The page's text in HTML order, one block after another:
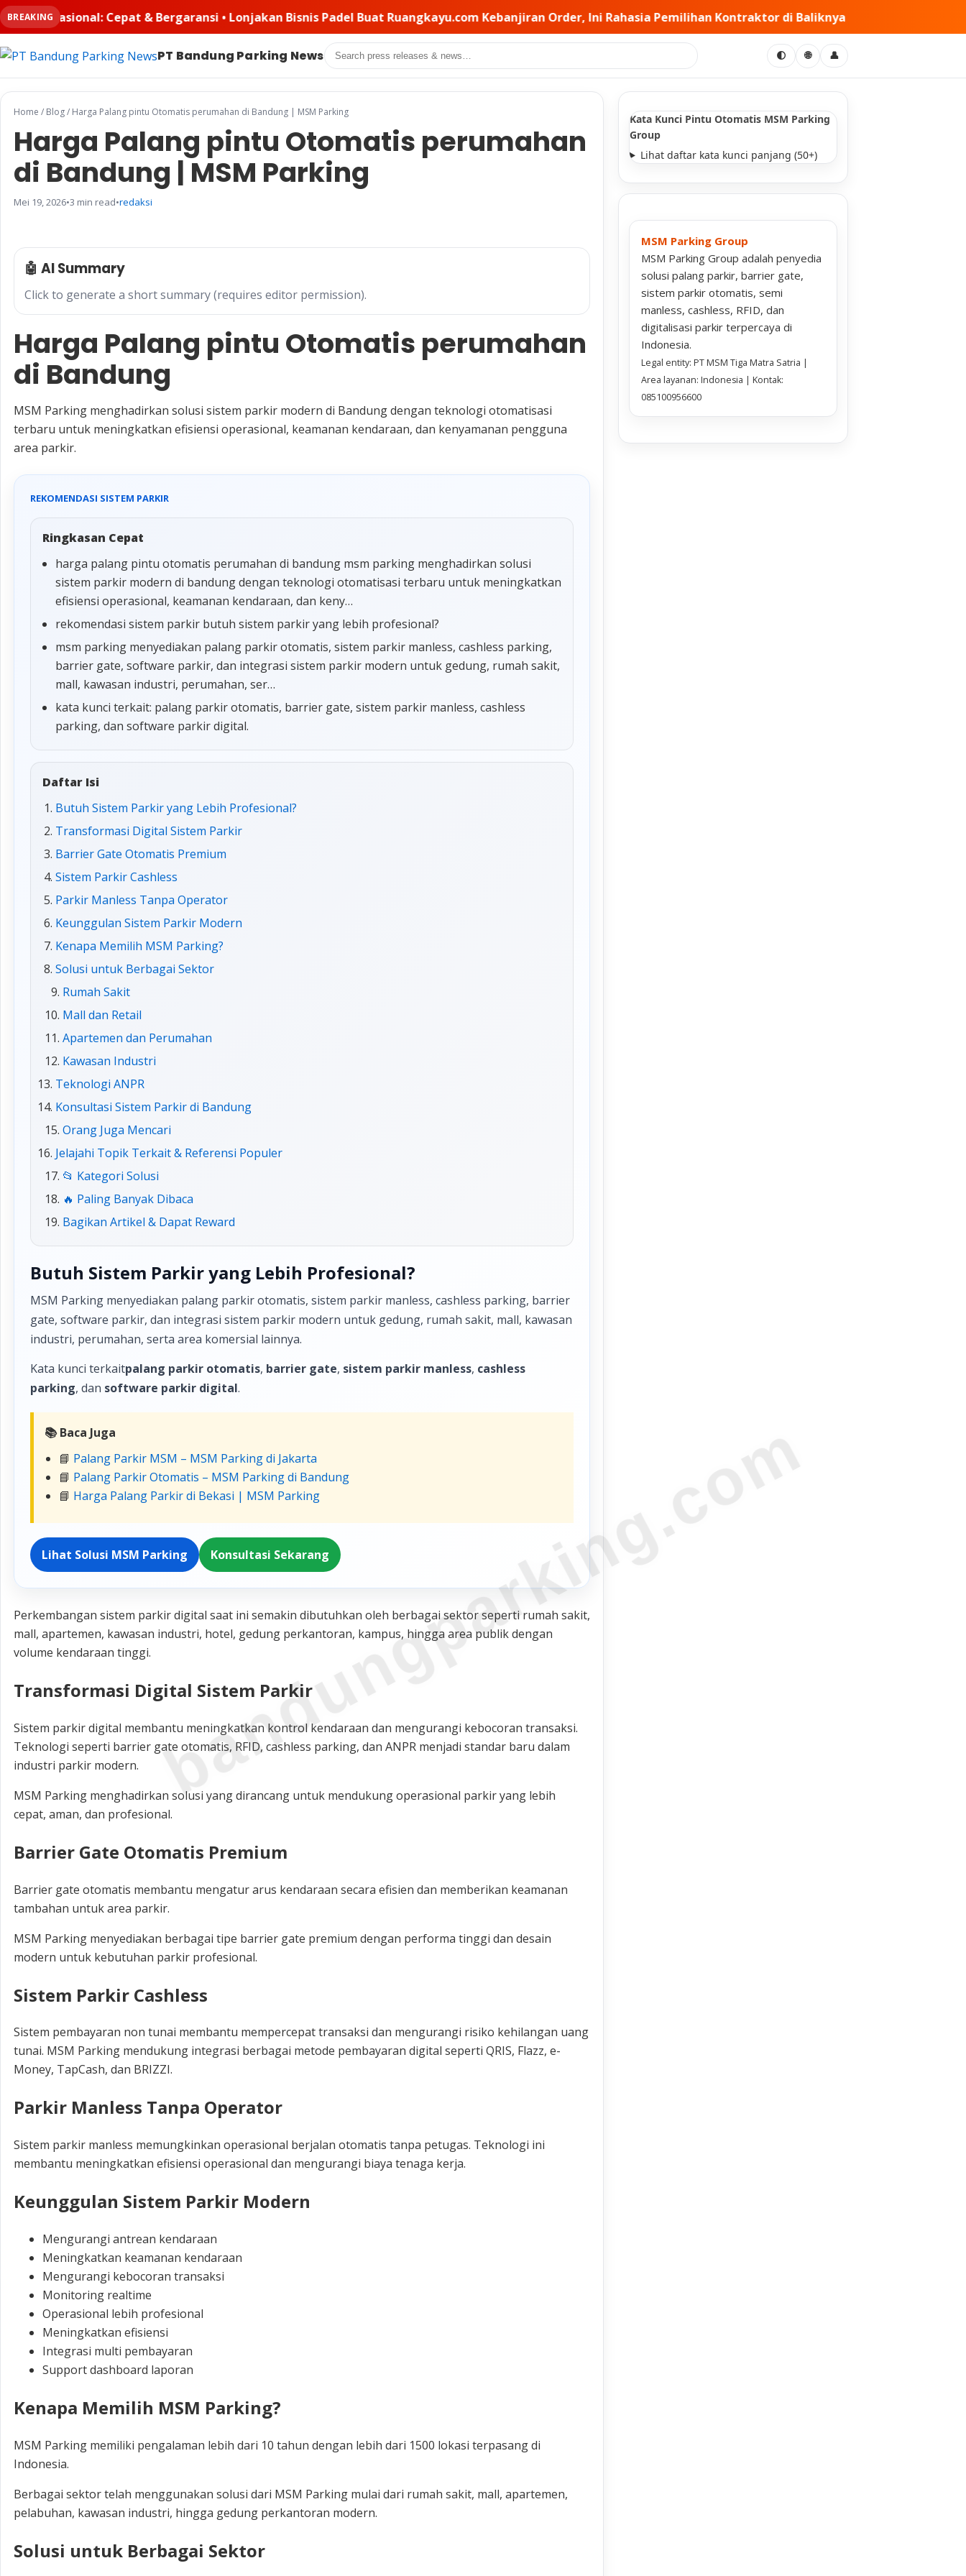
BREAKING• Lonjakan Bisnis Padel Buat Ruangkayu.com Kebanjiran Order, Ini Rahasia Pemilihan Kontraktor di Baliknya • PT MSM Tiga Matra Satria: Dinamika
PT Bandung Parking NewsSearch 🌓 🌐 👤
Home / Blog/ Harga Palang pintu Otomatis perumahan di Bandung | MSM Parking
Harga Palang pintu Otomatis perumahan
di Bandung | MSM Parking
Mei 19, 2026•3 min read•redaksi
🤖 AI Summary
Click to generate a short summary (requires editor permission).
Harga Palang pintu Otomatis perumahan
di Bandung
MSM Parking menghadirkan solusi sistem parkir modern di Bandung dengan teknologi otomatisasi
terbaru untuk meningkatkan efisiensi operasional, keamanan kendaraan, dan kenyamanan pengguna
area parkir.
REKOMENDASI SISTEM PARKIR
Ringkasan Cepat
harga palang pintu otomatis perumahan di bandung msm parking menghadirkan solusi
sistem parkir modern di bandung dengan teknologi otomatisasi terbaru untuk meningkatkan
efisiensi operasional, keamanan kendaraan, dan keny…
rekomendasi sistem parkir butuh sistem parkir yang lebih profesional?
msm parking menyediakan palang parkir otomatis, sistem parkir manless, cashless parking,
barrier gate, software parkir, dan integrasi sistem parkir modern untuk gedung, rumah sakit,
mall, kawasan industri, perumahan, ser…
kata kunci terkait: palang parkir otomatis, barrier gate, sistem parkir manless, cashless
parking, dan software parkir digital.
Daftar Isi
Butuh Sistem Parkir yang Lebih Profesional?
Transformasi Digital Sistem Parkir
Barrier Gate Otomatis Premium
Sistem Parkir Cashless
Parkir Manless Tanpa Operator
Keunggulan Sistem Parkir Modern
Kenapa Memilih MSM Parking?
Solusi untuk Berbagai Sektor
Rumah Sakit
Mall dan Retail
Apartemen dan Perumahan
Kawasan Industri
Teknologi ANPR
Konsultasi Sistem Parkir di Bandung
Orang Juga Mencari
Jelajahi Topik Terkait & Referensi Populer
📂 Kategori Solusi
🔥 Paling Banyak Dibaca
Bagikan Artikel & Dapat Reward
Butuh Sistem Parkir yang Lebih Profesional?
MSM Parking menyediakan palang parkir otomatis, sistem parkir manless, cashless parking, barrier
gate, software parkir, dan integrasi sistem parkir modern untuk gedung, rumah sakit, mall, kawasan
industri, perumahan, serta area komersial lainnya.
Kata kunci terkaitpalang parkir otomatis, barrier gate, sistem parkir manless, cashless
parking, dan software parkir digital.
📚 Baca Juga
📘 Palang Parkir MSM – MSM Parking di Jakarta
📘 Palang Parkir Otomatis – MSM Parking di Bandung
📘 Harga Palang Parkir di Bekasi | MSM Parking
Lihat Solusi MSM Parking Konsultasi Sekarang
Perkembangan sistem parkir digital saat ini semakin dibutuhkan oleh berbagai sektor seperti rumah sakit,
mall, apartemen, kawasan industri, hotel, gedung perkantoran, kampus, hingga area publik dengan
volume kendaraan tinggi.
Transformasi Digital Sistem Parkir
Sistem parkir digital membantu meningkatkan kontrol kendaraan dan mengurangi kebocoran transaksi.
Teknologi seperti barrier gate otomatis, RFID, cashless parking, dan ANPR menjadi standar baru dalam
industri parkir modern.
MSM Parking menghadirkan solusi yang dirancang untuk mendukung operasional parkir yang lebih
cepat, aman, dan profesional.
Barrier Gate Otomatis Premium
Barrier gate otomatis membantu mengatur arus kendaraan secara efisien dan memberikan keamanan
tambahan untuk area parkir.
MSM Parking menyediakan berbagai tipe barrier gate premium dengan performa tinggi dan desain
modern untuk kebutuhan parkir profesional.
Sistem Parkir Cashless
Sistem pembayaran non tunai membantu mempercepat transaksi dan mengurangi risiko kehilangan uang
tunai. MSM Parking mendukung integrasi berbagai metode pembayaran digital seperti QRIS, Flazz, e-
Money, TapCash, dan BRIZZI.
Parkir Manless Tanpa Operator
Sistem parkir manless memungkinkan operasional berjalan otomatis tanpa petugas. Teknologi ini
membantu meningkatkan efisiensi operasional dan mengurangi biaya tenaga kerja.
Keunggulan Sistem Parkir Modern
Mengurangi antrean kendaraan
Meningkatkan keamanan kendaraan
Mengurangi kebocoran transaksi
Monitoring realtime
Operasional lebih profesional
Meningkatkan efisiensi
Integrasi multi pembayaran
Support dashboard laporan
Kenapa Memilih MSM Parking?
MSM Parking memiliki pengalaman lebih dari 10 tahun dengan lebih dari 1500 lokasi terpasang di
Indonesia.
Berbagai sektor telah menggunakan solusi dari MSM Parking mulai dari rumah sakit, mall, apartemen,
pelabuhan, kawasan industri, hingga gedung perkantoran modern.
Solusi untuk Berbagai Sektor
Kata Kunci Pintu Otomatis MSM Parking
Group
Lihat daftar kata kunci panjang (50+)
MSM Parking Group
MSM Parking Group adalah penyedia
solusi palang parkir, barrier gate,
sistem parkir otomatis, semi
manless, cashless, RFID, dan
digitalisasi parkir terpercaya di
Indonesia.
Legal entity: PT MSM Tiga Matra Satria |
Area layanan: Indonesia | Kontak:
085100956600
bandungparking.com